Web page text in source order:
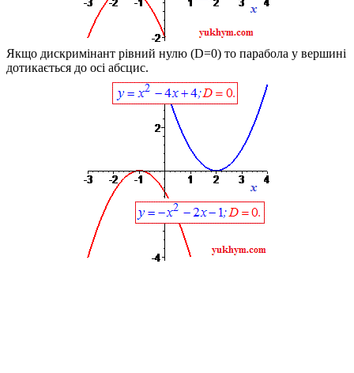
Якщо дискримінант рівний нулю (D=0) то парабола у вершині
дотикається до осі абсцис.